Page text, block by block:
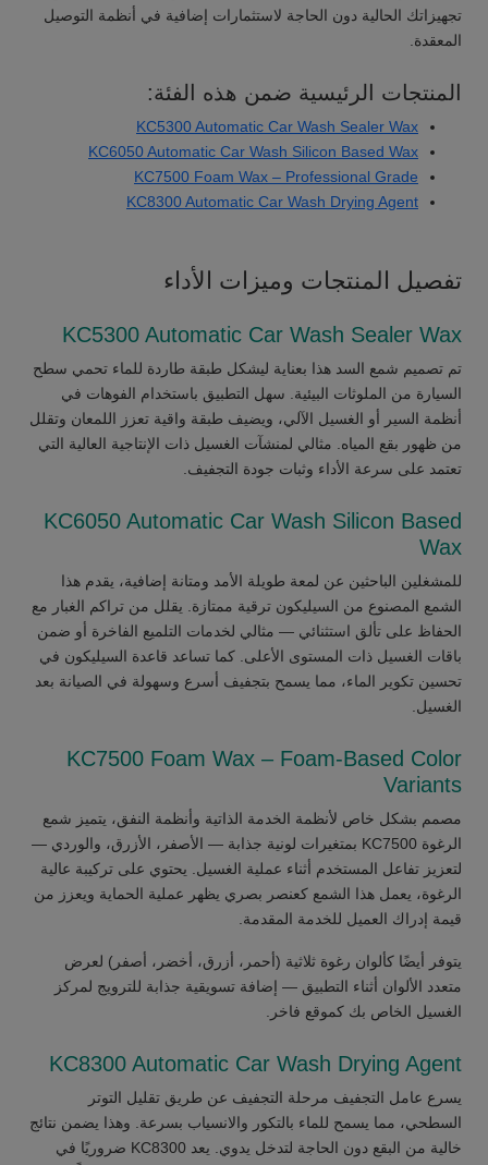
تجهيزاتك الحالية دون الحاجة لاستثمارات إضافية في أنظمة التوصيل
المعقدة.
المنتجات الرئيسية ضمن هذه الفئة:
KC5300 Automatic Car Wash Sealer Wax
KC6050 Automatic Car Wash Silicon Based Wax
KC7500 Foam Wax – Professional Grade
KC8300 Automatic Car Wash Drying Agent
تفصيل المنتجات وميزات الأداء
KC5300 Automatic Car Wash Sealer Wax
تم تصميم شمع السد هذا بعناية ليشكل طبقة طاردة للماء تحمي سطح
السيارة من الملوثات البيئية. سهل التطبيق باستخدام الفوهات في
أنظمة السير أو الغسيل الآلي، ويضيف طبقة واقية تعزز اللمعان وتقلل
من ظهور بقع المياه. مثالي لمنشآت الغسيل ذات الإنتاجية العالية التي
تعتمد على سرعة الأداء وثبات جودة التجفيف.
KC6050 Automatic Car Wash Silicon Based
Wax
للمشغلين الباحثين عن لمعة طويلة الأمد ومتانة إضافية، يقدم هذا
الشمع المصنوع من السيليكون ترقية ممتازة. يقلل من تراكم الغبار مع
الحفاظ على تألق استثنائي — مثالي لخدمات التلميع الفاخرة أو ضمن
باقات الغسيل ذات المستوى الأعلى. كما تساعد قاعدة السيليكون في
تحسين تكوير الماء، مما يسمح بتجفيف أسرع وسهولة في الصيانة بعد
الغسيل.
KC7500 Foam Wax – Foam-Based Color
Variants
مصمم بشكل خاص لأنظمة الخدمة الذاتية وأنظمة النفق، يتميز شمع
الرغوة KC7500 بمتغيرات لونية جذابة — الأصفر، الأزرق، والوردي —
لتعزيز تفاعل المستخدم أثناء عملية الغسيل. يحتوي على تركيبة عالية
الرغوة، يعمل هذا الشمع كعنصر بصري يظهر عملية الحماية ويعزز من
قيمة إدراك العميل للخدمة المقدمة.
يتوفر أيضًا كألوان رغوة ثلاثية (أحمر، أزرق، أخضر، أصفر) لعرض
متعدد الألوان أثناء التطبيق — إضافة تسويقية جذابة للترويج لمركز
الغسيل الخاص بك كموقع فاخر.
KC8300 Automatic Car Wash Drying Agent
يسرع عامل التجفيف مرحلة التجفيف عن طريق تقليل التوتر
السطحي، مما يسمح للماء بالتكور والانسياب بسرعة. وهذا يضمن نتائج
خالية من البقع دون الحاجة لتدخل يدوي. يعد KC8300 ضروريًا في